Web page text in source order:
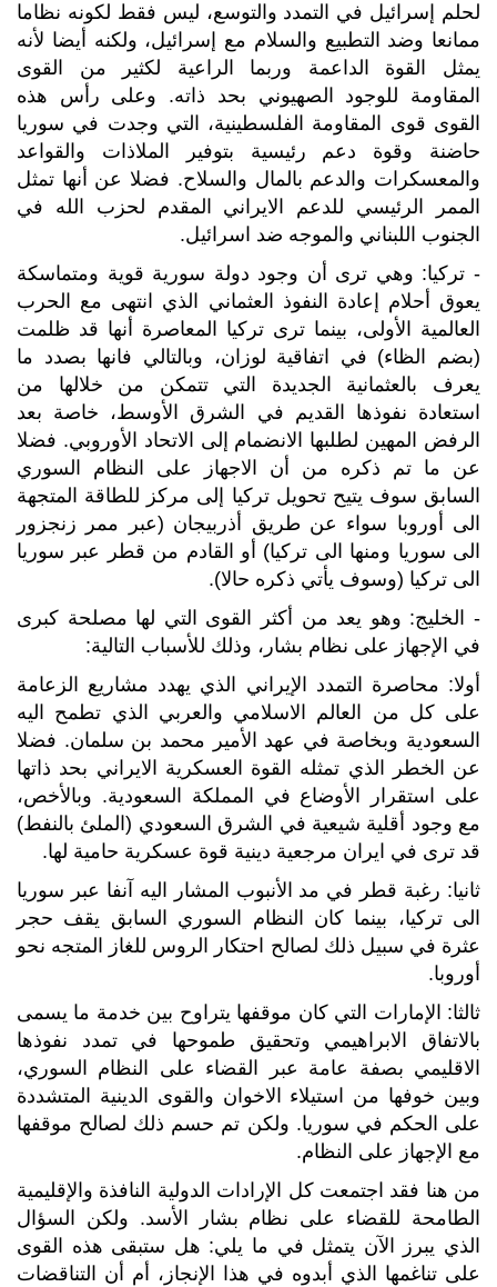
لحلم إسرائيل في التمدد والتوسع، ليس فقط لكونه نظاما
ممانعا وضد التطبيع والسلام مع إسرائيل، ولكنه أيضا لأنه
يمثل القوة الداعمة وربما الراعية لكثير من القوى
المقاومة للوجود الصهيوني بحد ذاته. وعلى رأس هذه
القوى قوى المقاومة الفلسطينية، التي وجدت في سوريا
حاضنة وقوة دعم رئيسية بتوفير الملاذات والقواعد
والمعسكرات والدعم بالمال والسلاح. فضلا عن أنها تمثل
الممر الرئيسي للدعم الايراني المقدم لحزب الله في
الجنوب اللبناني والموجه ضد اسرائيل.
- تركيا: وهي ترى أن وجود دولة سورية قوية ومتماسكة
يعوق أحلام إعادة النفوذ العثماني الذي انتهى مع الحرب
العالمية الأولى، بينما ترى تركيا المعاصرة أنها قد ظلمت
(بضم الظاء) في اتفاقية لوزان، وبالتالي فانها بصدد ما
يعرف بالعثمانية الجديدة التي تتمكن من خلالها من
استعادة نفوذها القديم في الشرق الأوسط، خاصة بعد
الرفض المهين لطلبها الانضمام إلى الاتحاد الأوروبي. فضلا
عن ما تم ذكره من أن الاجهاز على النظام السوري
السابق سوف يتيح تحويل تركيا إلى مركز للطاقة المتجهة
الى أوروبا سواء عن طريق أذربيجان (عبر ممر زنجزور
الى سوريا ومنها الى تركيا) أو القادم من قطر عبر سوريا
الى تركيا (وسوف يأتي ذكره حالا).
- الخليج: وهو يعد من أكثر القوى التي لها مصلحة كبرى
في الإجهاز على نظام بشار، وذلك للأسباب التالية:
أولا: محاصرة التمدد الإيراني الذي يهدد مشاريع الزعامة
على كل من العالم الاسلامي والعربي الذي تطمح اليه
السعودية وبخاصة في عهد الأمير محمد بن سلمان. فضلا
عن الخطر الذي تمثله القوة العسكرية الايراني بحد ذاتها
على استقرار الأوضاع في المملكة السعودية. وبالأخص،
مع وجود أقلية شيعية في الشرق السعودي (الملئ بالنفط)
قد ترى في ايران مرجعية دينية قوة عسكرية حامية لها.
ثانيا: رغبة قطر في مد الأنبوب المشار اليه آنفا عبر سوريا
الى تركيا، بينما كان النظام السوري السابق يقف حجر
عثرة في سبيل ذلك لصالح احتكار الروس للغاز المتجه نحو
أوروبا.
ثالثا: الإمارات التي كان موقفها يتراوح بين خدمة ما يسمى
بالاتفاق الابراهيمي وتحقيق طموحها في تمدد نفوذها
الاقليمي بصفة عامة عبر القضاء على النظام السوري،
وبين خوفها من استيلاء الاخوان والقوى الدينية المتشددة
على الحكم في سوريا. ولكن تم حسم ذلك لصالح موقفها
مع الإجهاز على النظام.
من هنا فقد اجتمعت كل الإرادات الدولية النافذة والإقليمية
الطامحة للقضاء على نظام بشار الأسد. ولكن السؤال
الذي يبرز الآن يتمثل في ما يلي: هل ستبقى هذه القوى
على تناغمها الذي أبدوه في هذا الإنجاز، أم أن التناقضات